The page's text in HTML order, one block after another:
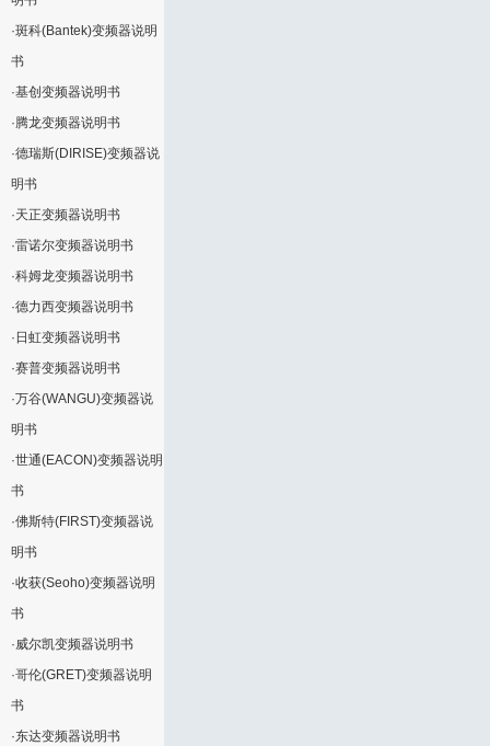
·斑科(Bantek)变频器说明
书
·基创变频器说明书
·腾龙变频器说明书
·德瑞斯(DIRISE)变频器说
明书
·天正变频器说明书
·雷诺尔变频器说明书
·科姆龙变频器说明书
·德力西变频器说明书
· 日虹变频器说明书
·赛普变频器说明书
·万谷(WANGU)变频器说
明书
·世通(EACON)变频器说明
书
·佛斯特(FIRST)变频器说
明书
·收获(Seoho)变频器说明
书
·威尔凯变频器说明书
·哥伦(GRET)变频器说明
书
·东达变频器说明书